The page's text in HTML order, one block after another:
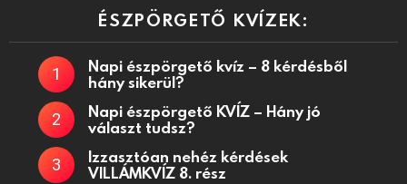
ÉSZPÖRGETŐ KVÍZEK:
Napi észpörgető kvíz – 8 kérdésből
hány sikerül?
Napi észpörgető KVÍZ – Hány jó
választ tudsz?
Izzasztóan nehéz kérdések
VILLÁMKVÍZ 8. rész